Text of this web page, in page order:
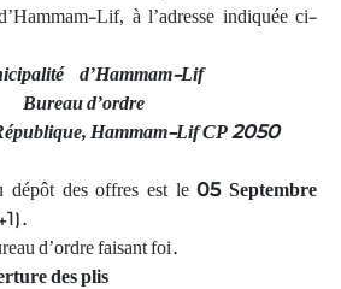
Lif, à l’adresse indiquée ci-
d’Hammam-Lif
Bureau d’ordre
Hammam-Lif CP 2050
dépôt des offres est le05 Septembre
d’ordre faisant foi.
des plis